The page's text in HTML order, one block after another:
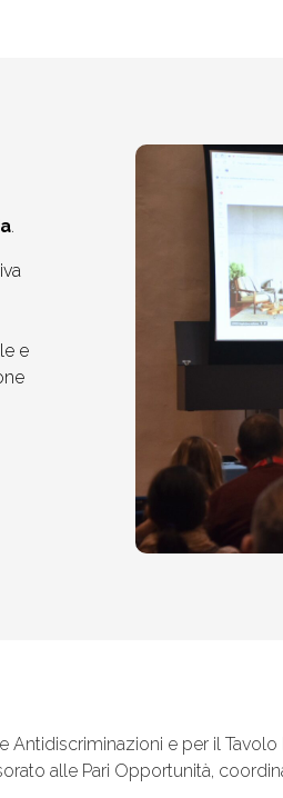
.
e
e per il
alle Pari Opportunità,